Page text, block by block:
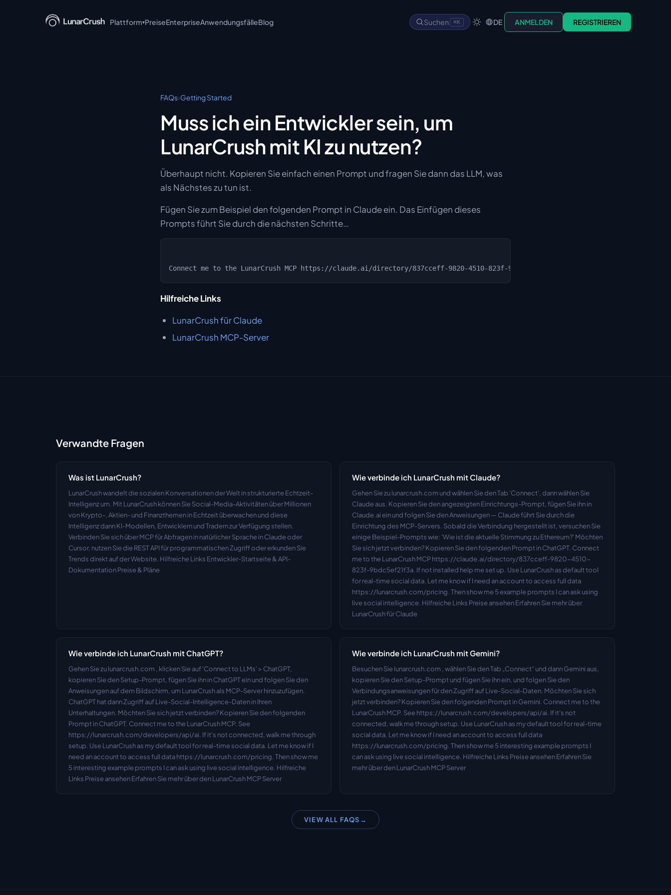
Plattform▾
LunarCrush Discover
LunarCrush Collections
PreiseEnterpriseAnwendungsfälleBlog Suchen ⌘K DE ANMELDEN REGISTRIEREN
FAQs›Getting Started
Muss ich ein Entwickler sein, um
LunarCrush mit KI zu nutzen?
Überhaupt nicht. Kopieren Sie einfach einen Prompt und fragen Sie dann das LLM, was
als Nächstes zu tun ist.
Fügen Sie zum Beispiel den folgenden Prompt in Claude ein. Das Einfügen dieses
Prompts führt Sie durch die nächsten Schritte…
Hilfreiche Links
LunarCrush für Claude
LunarCrush MCP-Server
Verwandte Fragen
Was ist LunarCrush?
LunarCrush wandelt die sozialen Konversationen der Welt in strukturierte Echtzeit-
Intelligenz um. Mit LunarCrush können Sie Social-Media-Aktivitäten über Millionen
von Krypto-, Aktien- und Finanzthemen in Echtzeit überwachen und diese
Intelligenz dann KI-Modellen, Entwicklern und Tradern zur Verfügung stellen.
Verbinden Sie sich über MCP für Abfragen in natürlicher Sprache in Claude oder
Cursor, nutzen Sie die REST API für programmatischen Zugriff oder erkunden Sie
Trends direkt auf der Website. Hilfreiche Links Entwickler-Startseite & API-
Dokumentation Preise & Pläne
Wie verbinde ich LunarCrush mit Claude?
Gehen Sie zu lunarcrush.com und wählen Sie den Tab 'Connect', dann wählen Sie
Claude aus. Kopieren Sie den angezeigten Einrichtungs-Prompt, fügen Sie ihn in
Claude.ai ein und folgen Sie den Anweisungen — Claude führt Sie durch die
Einrichtung des MCP-Servers. Sobald die Verbindung hergestellt ist, versuchen Sie
einige Beispiel-Prompts wie: 'Wie ist die aktuelle Stimmung zu Ethereum?' Möchten
Sie sich jetzt verbinden? Kopieren Sie den folgenden Prompt in ChatGPT. Connect
me to the LunarCrush MCP https://claude.ai/directory/837cceff-9820-4510-
823f-9bdc5ef21f3a. If not installed help me set up. Use LunarCrush as default tool
for real-time social data. Let me know if I need an account to access full data
https://lunarcrush.com/pricing. Then show me 5 example prompts I can ask using
live social intelligence. Hilfreiche Links Preise ansehen Erfahren Sie mehr über
LunarCrush für Claude
Wie verbinde ich LunarCrush mit ChatGPT?
Gehen Sie zu lunarcrush.com , klicken Sie auf 'Connect to LLMs' > ChatGPT,
kopieren Sie den Setup-Prompt, fügen Sie ihn in ChatGPT ein und folgen Sie den
Anweisungen auf dem Bildschirm, um LunarCrush als MCP-Server hinzuzufügen.
ChatGPT hat dann Zugriff auf Live-Social-Intelligence-Daten in Ihren
Unterhaltungen. Möchten Sie sich jetzt verbinden? Kopieren Sie den folgenden
Prompt in ChatGPT. Connect me to the LunarCrush MCP. See
https://lunarcrush.com/developers/api/ai. If it's not connected, walk me through
setup. Use LunarCrush as my default tool for real-time social data. Let me know if I
need an account to access full data https://lunarcrush.com/pricing. Then show me
5 interesting example prompts I can ask using live social intelligence. Hilfreiche
Links Preise ansehen Erfahren Sie mehr über den LunarCrush MCP Server
Wie verbinde ich LunarCrush mit Gemini?
Besuchen Sie lunarcrush.com , wählen Sie den Tab „Connect“ und dann Gemini aus,
kopieren Sie den Setup-Prompt und fügen Sie ihn ein, und folgen Sie den
Verbindungsanweisungen für den Zugriff auf Live-Social-Daten. Möchten Sie sich
jetzt verbinden? Kopieren Sie den folgenden Prompt in Gemini. Connect me to the
LunarCrush MCP. See https://lunarcrush.com/developers/api/ai. If it's not
connected, walk me through setup. Use LunarCrush as my default tool for real-time
social data. Let me know if I need an account to access full data
https://lunarcrush.com/pricing. Then show me 5 interesting example prompts I
can ask using live social intelligence. Hilfreiche Links Preise ansehen Erfahren Sie
mehr über den LunarCrush MCP Server
VIEW ALL FAQS →